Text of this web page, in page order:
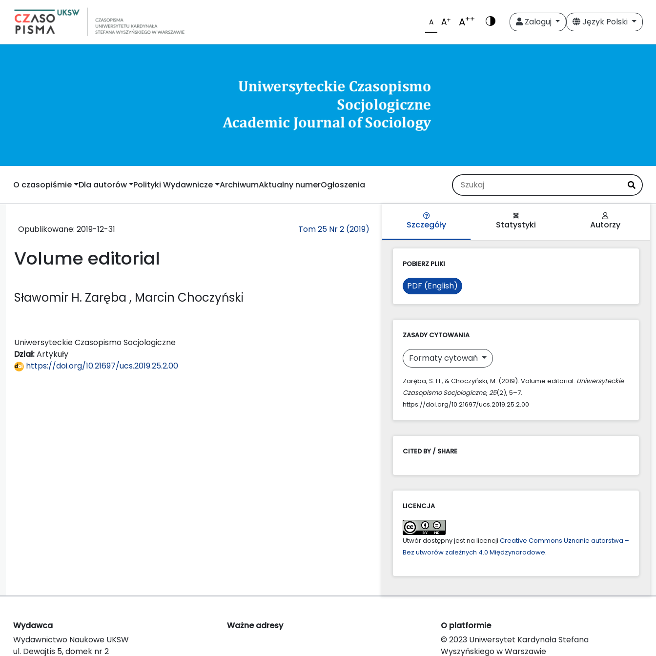
A A+ A++ Zaloguj Język Polski
O czasopiśmie Dla autorów Polityki Wydawnicze ArchiwumAktualny numerOgłoszenia
Opublikowane: 2019-12-31 Tom 25 Nr 2 (2019)
Volume editorial
Sławomir H. Zaręba , Marcin Choczyński
Uniwersyteckie Czasopismo Socjologiczne
Dział:Artykuły
https://doi.org/10.21697/ucs.2019.25.2.00
Szczegóły Statystyki Autorzy
POBIERZ PLIKI
PDF (English)
ZASADY CYTOWANIA
Formaty cytowań
Zaręba, S. H., & Choczyński, M. (2019). Volume editorial. Uniwersyteckie
Czasopismo Socjologiczne, 25(2), 5–7.
https://doi.org/10.21697/ucs.2019.25.2.00
CITED BY / SHARE
LICENCJA
Utwór dostępny jest na licencji Creative Commons Uznanie autorstwa –
Bez utworów zależnych 4.0 Międzynarodowe.
Wydawca
Wydawnictwo Naukowe UKSW
ul. Dewajtis 5, domek nr 2
Ważne adresy
O platformie
© 2023 Uniwersytet Kardynała Stefana
Wyszyńskiego w Warszawie